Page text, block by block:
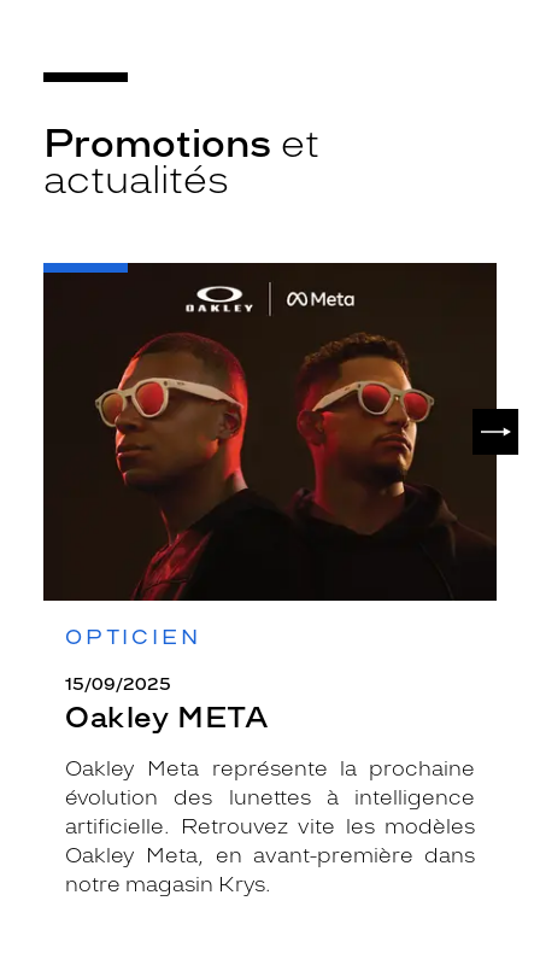
Promotions et
actualités
OPTICIEN
15/09/2025
Oakley META
Oakley Meta représente la prochaine
évolution des lunettes à intelligence
artificielle. Retrouvez vite les modèles
Oakley Meta, en avant-première dans
notre magasin Krys.
-